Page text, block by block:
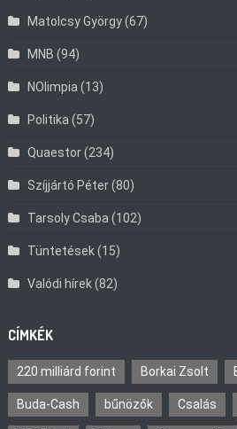
Matolcsy György(67)
MNB (94)
NOlimpia(13)
Politika(57)
Quaestor(234)
Szíjjártó Péter(80)
Tarsoly Csaba(102)
Tüntetések(15)
Valódi hírek(82)
CÍMKÉK
220 milliárd forint Borkai Zsolt
Buda-Cash bűnözők Csalás